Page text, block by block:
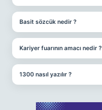
Basit sözcük nedir ?
Kariyer fuarının amacı nedir ?
1300 nasıl yazılır ?